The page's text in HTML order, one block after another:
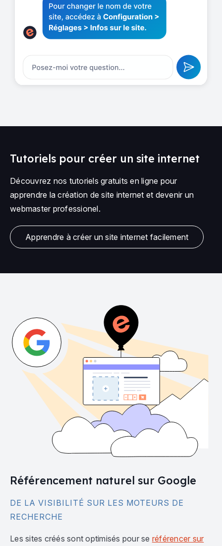
Tutoriels pour créer un site internet
Découvrez nos tutoriels gratuits en ligne pour
apprendre la création de site internet et devenir un
webmaster professionel.
Apprendre à créer un site internet facilement
Référencement naturel sur Google
DE LA VISIBILITÉ SUR LES MOTEURS DE
RECHERCHE
Les sites créés sont optimisés pour se référencer sur